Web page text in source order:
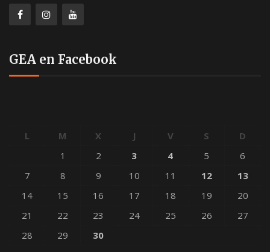
GEA en Facebook
L M X J V S
D
1
2 3 4 5
6
7
8 9 10 11 12
13
14
15 16 17 18 19
20
21
22 23 24 25 26
27
28
29 30